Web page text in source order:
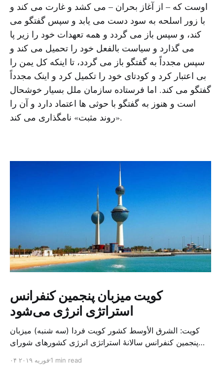
اوست که – از آغاز بحران – می کشد و غارت می کند و
با زور اسلحه به سود دست می یابد و سپس گفتگو می
کند، و سپس باز می گردد و همه تعهدات خود را زیر پا
می گذارد و سیاست بالفعل خود را تحمیل می کند و
سپس مجدداً به گفتگو باز می گردد، تا اینکه کل یمن را
بی اعتبار کرد و کودتای خود را تکمیل کرد و اینک مجدداً
گفتگو می کند. اما فرستاده سازمان ملل بسیار خوشحال
است و هنوز به گفتگو با حوثی ها اعتماد دارد و آن را
«روند مثبت» نامگذاری می کند.
کویت میزبان پنجمین کنفرانس
استراتژی انرژی می‌شود
کویت: الشرق الأوسط کشور کویت فردا (سه شنبه) میزبان
پنجمین کنفرانس سالانهٔ استراتژی انرژی کشورهای شورای
۰۴ فوریه ۲۰۱۹1 min read